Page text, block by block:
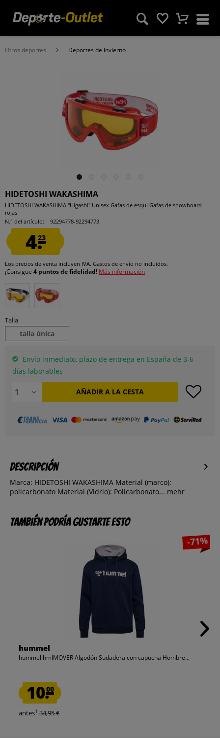
Otros deportes Deportes de invierno
HIDETOSHI WAKASHIMA
HIDETOSHI WAKASHIMA "Higashi" Unisex Gafas de esquí Gafas de snowboard
rojas
N.° del artículo:
92294778-92294773
4.23
Los precios de venta incluyen IVA. Gastos de envío no incluidos.
¡Consigue 4 puntos de fidelidad! Más información
Talla
talla única
Envío inmediato, plazo de entrega en España de 3-6
días laborables
AÑADIR A LA CESTA
Descripción
Marca: HIDETOSHI WAKASHIMA Material (marco):
policarbonato Material (Vidrio): Policarbonato... mehr
También podría gustarte esto
-71%
hummel
hummel hmlMOVER Algodón Sudadera con capucha Hombre...
10.00
antes1 34,95 €